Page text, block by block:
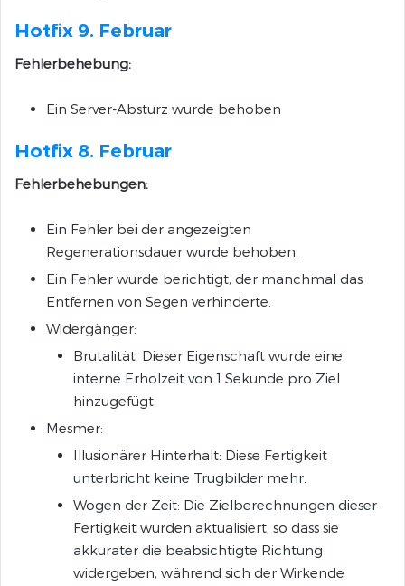
Hotfix 9. Februar
Fehlerbehebung:
Ein Server-Absturz wurde behoben
Hotfix 8. Februar
Fehlerbehebungen:
Ein Fehler bei der angezeigten
Regenerationsdauer wurde behoben.
Ein Fehler wurde berichtigt, der manchmal das
Entfernen von Segen verhinderte.
Widergänger:
Brutalität: Dieser Eigenschaft wurde eine
interne Erholzeit von 1 Sekunde pro Ziel
hinzugefügt.
Mesmer:
Illusionärer Hinterhalt: Diese Fertigkeit
unterbricht keine Trugbilder mehr.
Wogen der Zeit: Die Zielberechnungen dieser
Fertigkeit wurden aktualisiert, so dass sie
akkurater die beabsichtigte Richtung
widergeben, während sich der Wirkende